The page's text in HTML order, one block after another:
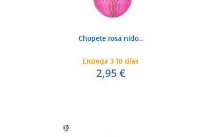
Chupete rosa nido...
Entrega 3-10 días
2,95 €